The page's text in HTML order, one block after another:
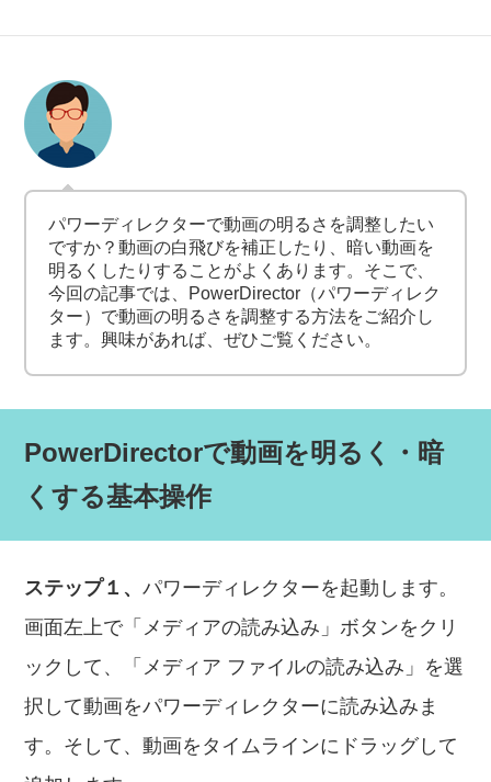
パワーディレクターで動画の明るさを調整したい
ですか？動画の白飛びを補正したり、暗い動画を
明るくしたりすることがよくあります。そこで、
今回の記事では、PowerDirector（パワーディレク
ター）で動画の明るさを調整する方法をご紹介し
ます。興味があれば、ぜひご覧ください。
PowerDirectorで動画を明るく・暗
くする基本操作
ステップ１、パワーディレクターを起動します。
画面左上で「メディアの読み込み」ボタンをクリ
ックして、「メディア ファイルの読み込み」を選
択して動画をパワーディレクターに読み込みま
す。そして、動画をタイムラインにドラッグして